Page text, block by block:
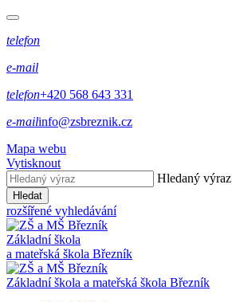
telefon
e-mail
telefon+420 568 643 331
e-mailinfo@zsbreznik.cz
Mapa webu
Vytisknout
Hledaný výraz
Hledat
rozšířené vyhledávání
Základní škola
a mateřská škola Březník
Základní škola a mateřská škola Březník